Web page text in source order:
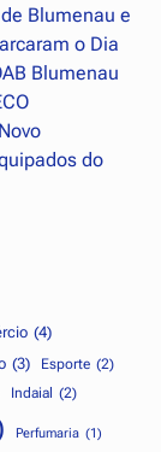
Blumenau e
o Dia
Blumenau
do
(4)
(3) Esporte (2)
Indaial (2)
Perfumaria (1)